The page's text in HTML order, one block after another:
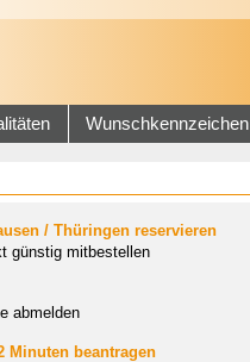
Wunschkennzeichen
/ Thüringen reservieren
günstig mitbestellen
abmelden
Minuten beantragen